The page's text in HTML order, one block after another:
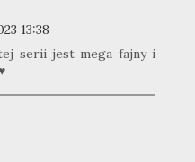
13:38
serii jest mega fajny i